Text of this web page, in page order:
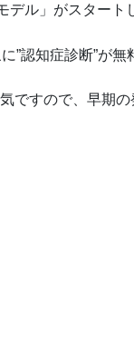
ル」がスタート
認知症診断”が無
ですので、早期の